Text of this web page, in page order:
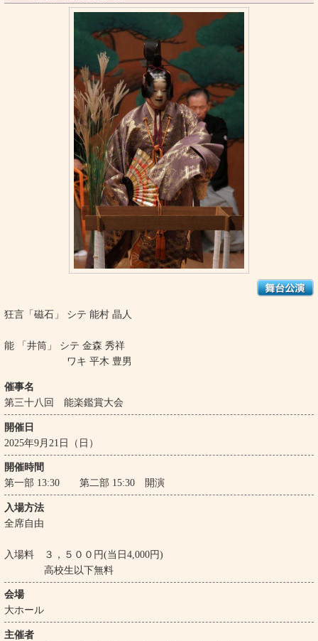
狂言「磁石」 シテ 能村 晶人
能 「井筒」 シテ 金森 秀祥
ワキ 平木 豊男
催事名
第三十八回 能楽鑑賞大会
開催日
2025年9月21日（日）
開催時間
第一部 13:30 第二部 15:30 開演
入場方法
全席自由
入場料 ３，５００円(当日4,000円)
高校生以下無料
会場
大ホール
主催者